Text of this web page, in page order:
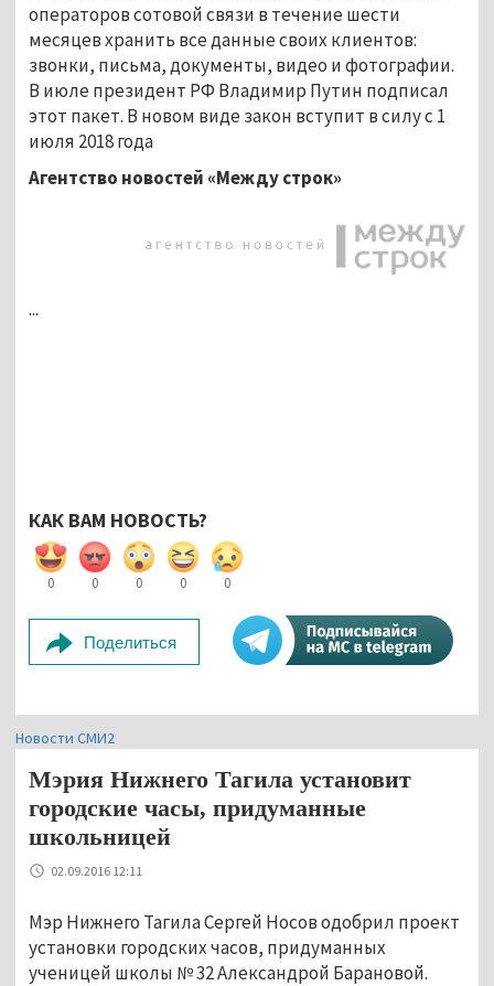
операторов сотовой связи в течение шести
месяцев хранить все данные своих клиентов:
звонки, письма, документы, видео и фотографии.
В июле президент РФ Владимир Путин подписал
этот пакет. В новом виде закон вступит в силу с 1
июля 2018 года
Агентство новостей «Между строк»
...
КАК ВАМ НОВОСТЬ?
0 0 0 0 0
Поделиться
Новости СМИ2
Мэрия Нижнего Тагила установит
городские часы, придуманные
школьницей
02.09.2016 12:11
Мэр Нижнего Тагила Сергей Носов одобрил проект
установки городских часов, придуманных
ученицей школы № 32 Александрой Барановой.